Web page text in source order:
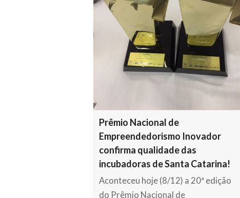
Prêmio Nacional de
Empreendedorismo Inovador
confirma qualidade das
incubadoras de Santa Catarina!
Aconteceu hoje (8/12) a 20ª edição
do Prêmio Nacional de